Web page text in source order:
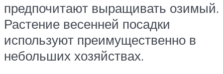
предпочитают выращивать озимый.
Растение весенней посадки
используют преимущественно в
небольших хозяйствах.